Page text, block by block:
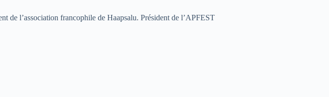
de l’association francophile de Haapsalu. Président de l’APFEST